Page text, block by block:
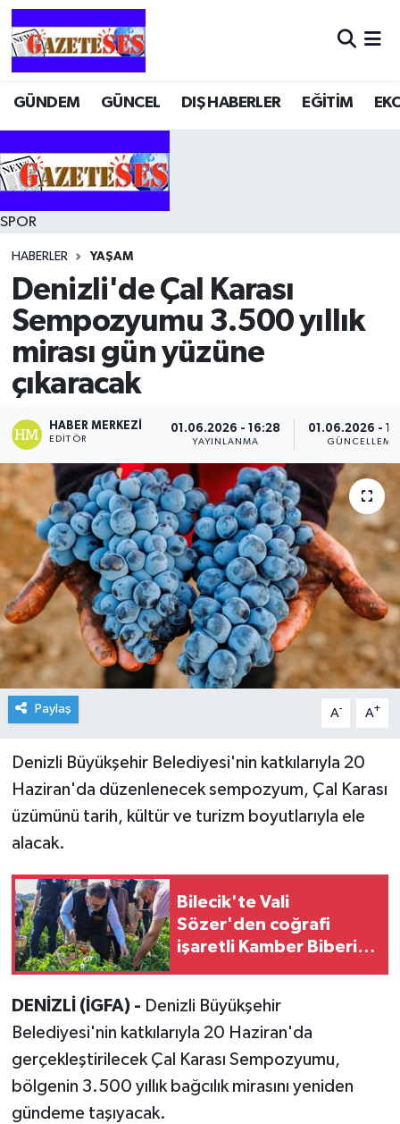
GÜNDEM GÜNCEL DIŞ HABERLER EĞİTİM
SPOR
HABERLER YAŞAM
Denizli'de Çal Karası
Sempozyumu 3.500 yıllık
mirası gün yüzüne
çıkaracak
HABER MERKEZI
EDITÖR
01.06.2026 - 16:28
YAYINLANMA
01.06.2026 -
GÜNCELLEME
Paylaş A- A+
Denizli Büyükşehir Belediyesi'nin katkılarıyla 20
Haziran'da düzenlenecek sempozyum, Çal Karası
üzümünü tarih, kültür ve turizm boyutlarıyla ele
alacak.
Bilecik'te Vali
Sözer'den coğrafi
işaretli Kamber Biberi
DENİZLİ (İGFA) - Denizli Büyükşehir
Belediyesi'nin katkılarıyla 20 Haziran'da
gerçekleştirilecek Çal Karası Sempozyumu,
bölgenin 3.500 yıllık bağcılık mirasını yeniden
gündeme taşıyacak.